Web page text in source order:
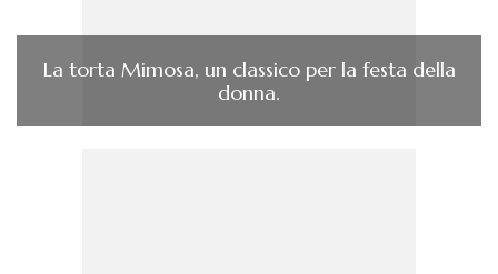
La torta Mimosa, un classico per la festa della
donna.